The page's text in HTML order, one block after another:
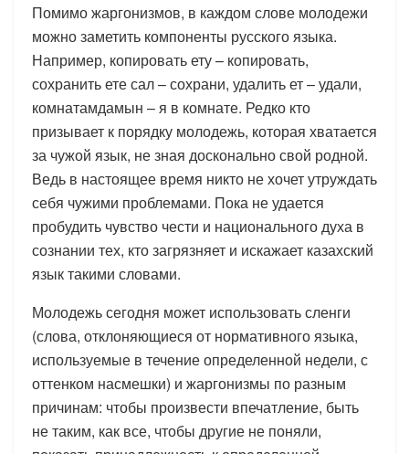
Помимо жаргонизмов, в каждом слове молодежи
можно заметить компоненты русского языка.
Например, копировать ету – копировать,
сохранить ете сал – сохрани, удалить ет – удали,
комнатамдамын – я в комнате. Редко кто
призывает к порядку молодежь, которая хватается
за чужой язык, не зная досконально свой родной.
Ведь в настоящее время никто не хочет утруждать
себя чужими проблемами. Пока не удается
пробудить чувство чести и национального духа в
сознании тех, кто загрязняет и искажает казахский
язык такими словами.
Молодежь сегодня может использовать сленги
(слова, отклоняющиеся от нормативного языка,
используемые в течение определенной недели, с
оттенком насмешки) и жаргонизмы по разным
причинам: чтобы произвести впечатление, быть
не таким, как все, чтобы другие не поняли,